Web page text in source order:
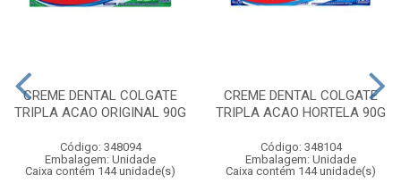
CREME DENTAL COLGATE
TRIPLA ACAO ORIGINAL 90G
Código: 348094
Embalagem: Unidade
Caixa contém 144 unidade(s)
CREME DENTAL COLGATE
TRIPLA ACAO HORTELA 90G
Código: 348104
Embalagem: Unidade
Caixa contém 144 unidade(s)